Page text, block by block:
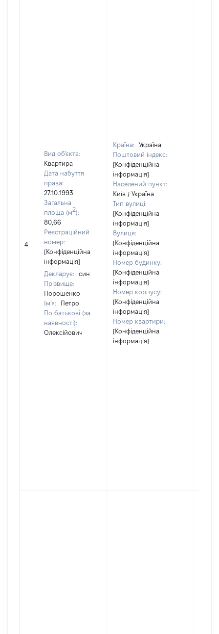
4
Вид об'єкта:
Квартира
Дата набуття
права:
27.10.1993
Загальна
площа (м2):
80,66
Реєстраційний
номер:
[Конфіденційна
інформація]
Декларує:
син
Прізвище:
Порошенко
Ім'я:
Петро
По батькові (за
наявності):
Олексійович
Країна:
Україна
Поштовий індекс:
[Конфіденційна
інформація]
Населений пункт:
Київ / Україна
Тип вулиці:
[Конфіденційна
інформація]
Вулиця:
[Конфіденційна
інформація]
Номер будинку:
[Конфіденційна
інформація]
Номер корпусу:
[Конфіденційна
інформація]
Номер квартири:
[Конфіденційна
інформація]